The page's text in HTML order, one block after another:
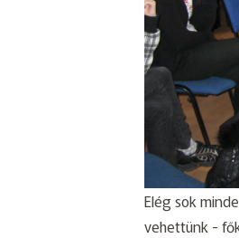
Elég sok
vehettünk -